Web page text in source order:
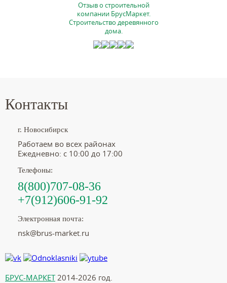
Отзыв о строительной
компании БрусМаркет.
Строительство деревянного
дома.
Контакты
г. Новосибирск
Работаем во всех районах
Ежедневно: с 10:00 до 17:00
Телефоны:
8(800)707-08-36
+7(912)606-91-92
Электронная почта:
nsk@brus-market.ru
БРУС-МАРКЕТ2014-2026 год.